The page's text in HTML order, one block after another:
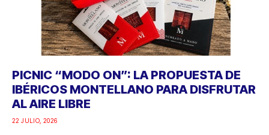
PICNIC “MODO ON”: LA PROPUESTA DE
IBÉRICOS MONTELLANO PARA DISFRUTAR
AL AIRE LIBRE
22 JULIO, 2026